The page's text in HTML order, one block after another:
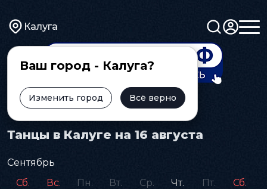
Калуга
Ваш город - Калуга?
Изменить город Всё верно
Главная Афиша Танцы
Танцы в Калуге на 16 августа
Сентябрь
Сб.
Вс. Пн. Вт. Ср. Чт. Пт. Сб.